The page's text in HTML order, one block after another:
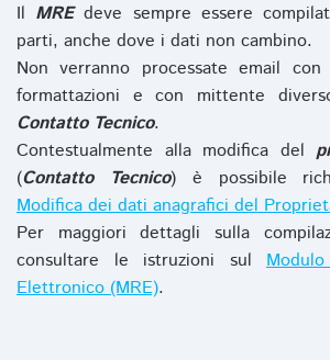
Il MREdeve sempre essere
parti, anche dove i dati non cambino.
Non verranno processate email
formattazioni e con mittente
Contatto Tecnico.
Contestualmente alla modifica del
(Contatto Tecnico) è possibile
Modifica dei dati anagrafici del
Per maggiori dettagli sulla
consultare le istruzioni sul
Elettronico (MRE).